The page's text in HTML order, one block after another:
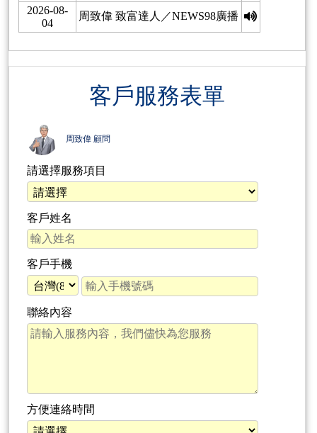
2026-08-
04
周致偉 致富達人／NEWS98廣播
客戶服務表單
周致偉 顧問
請選擇服務項目
客戶姓名
客戶手機
聯絡內容
方便連絡時間